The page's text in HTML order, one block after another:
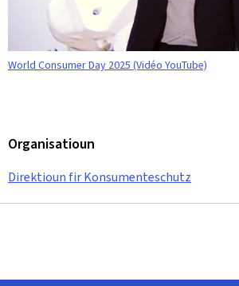
World Consumer Day 2025 (Vidéo YouTube)
Organisatioun
Direktioun fir Konsumenteschutz